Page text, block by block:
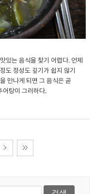
있는 음식을 찾기 어렵다. 언제
도 정성도 깊기가 쉽지 않기
만나게 되면 그 음식은 곧
어탕이 그러하다.